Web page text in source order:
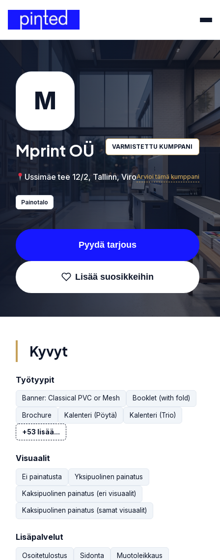
M
Mprint OÜ VARMISTETTU KUMPPANI
Ussimäe tee 12/2, Tallinn, ViroArvioi tämä kumppani
Painotalo
Pyydä tarjous
Lisää suosikkeihin
Kyvyt
Työtyypit
Banner: Classical PVC or Mesh Booklet (with fold)
Brochure Kalenteri (Pöytä) Kalenteri (Trio)
+53 lisää...
Visuaalit
Ei painatusta Yksipuolinen painatus
Kaksipuolinen painatus (eri visuaalit)
Kaksipuolinen painatus (samat visuaalit)
Lisäpalvelut
Osoitetulostus Sidonta Muotoleikkaus